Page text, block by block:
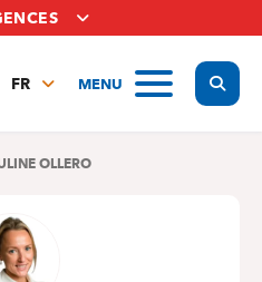
MENU
FR
EN OLLERO